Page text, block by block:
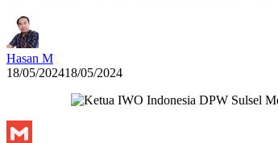
Hasan M
18/05/202418/05/2024